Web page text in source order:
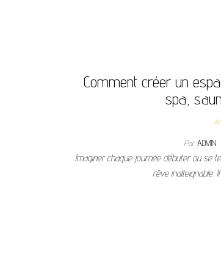
Comment créer un
spa,
ParADMIN
Imaginer chaque journée débuter ou se
rêve inatteignable.